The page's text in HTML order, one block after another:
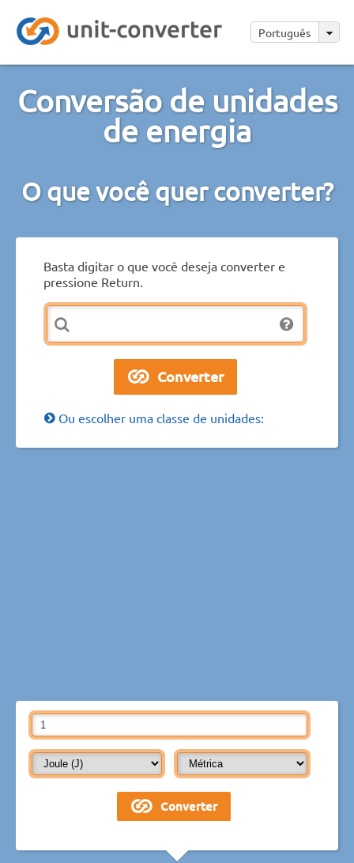
Português
Conversão de unidades
de energia
O que você quer converter?
Basta digitar o que você deseja converter e
pressione Return.
Ou escolher uma classe de unidades: